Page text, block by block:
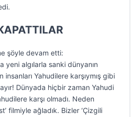
şöyle devam etti:
yeni algılarla sanki dünyanın
Yahudilere karşıymış gibi
Dünyada hiçbir zaman Yahudi
karşı olmadı. Neden
filmiyle ağladık. Bizler ‘Çizgili